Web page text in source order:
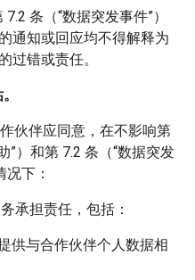
条（“数据突发事件”）
通知或回应均不得解释为
过错或责任。
伙伴应同意，在不影响第
”）和第 7.2 条（“数据突发
下：
承担责任，包括：
供与合作伙伴个人数据相